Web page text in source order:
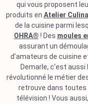
qui vous proposent
produits en Atelier
de la cuisine parmi
OHRA® ! Des moules
assurant un
d'amateurs de cuisine
Demarle, c'est aussi
révolutionné le métier
retrouve dans toutes
télévision ! Vous